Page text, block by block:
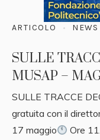
ARTICOLO NEWS
SULLE
MUSAP –
SULLE TRACCE
gratuita con il
17 maggio
Ore